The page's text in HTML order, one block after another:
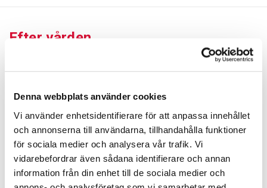
Denna webbplats använder cookies
Vi använder enhetsidentifierare för att anpassa innehållet
och annonserna till användarna, tillhandahålla funktioner
för sociala medier och analysera vår trafik. Vi
vidarebefordrar även sådana identifierare och annan
information från din enhet till de sociala medier och
Efter vården
hälsosam kost, regelbunden motion, rökfrihet och ett
gott sinnestillstånd är viktiga element som påverkar
rehabiliteringen och livskvaliteten.
Anvisningar för motion ›
Rehabiliteringshandledning ›